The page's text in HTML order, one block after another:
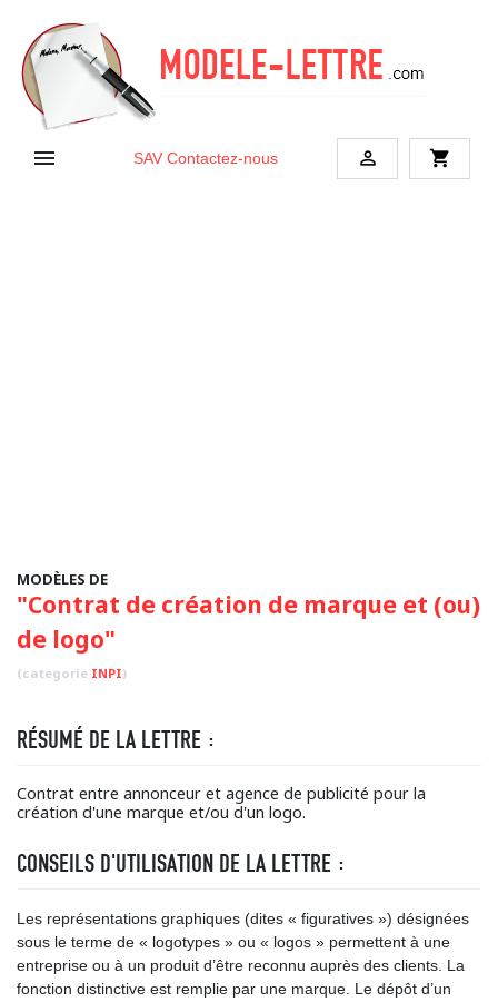
 SAV Contactez-nous  shopping_cart
MODÈLES DE
"Contrat de création de marque et (ou)
de logo"
(categorie INPI)
RÉSUMÉ DE LA LETTRE :
Contrat entre annonceur et agence de publicité pour la
création d'une marque et/ou d'un logo.
CONSEILS D'UTILISATION DE LA LETTRE :
Les représentations graphiques (dites « figuratives ») désignées
sous le terme de « logotypes » ou « logos » permettent à une
entreprise ou à un produit d’être reconnu auprès des clients. La
fonction distinctive est remplie par une marque. Le dépôt d’un